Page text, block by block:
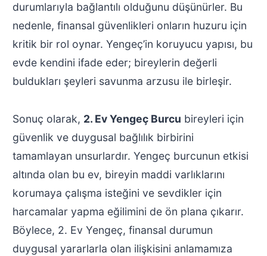
durumlarıyla bağlantılı olduğunu düşünürler. Bu
nedenle, finansal güvenlikleri onların huzuru için
kritik bir rol oynar. Yengeç’in koruyucu yapısı, bu
evde kendini ifade eder; bireylerin değerli
buldukları şeyleri savunma arzusu ile birleşir.
Sonuç olarak, 2. Ev Yengeç Burcu bireyleri için
güvenlik ve duygusal bağlılık birbirini
tamamlayan unsurlardır. Yengeç burcunun etkisi
altında olan bu ev, bireyin maddi varlıklarını
korumaya çalışma isteğini ve sevdikler için
harcamalar yapma eğilimini de ön plana çıkarır.
Böylece, 2. Ev Yengeç, finansal durumun
duygusal yararlarla olan ilişkisini anlamamıza